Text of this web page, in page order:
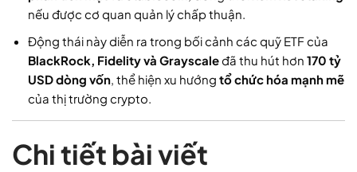
nếu được cơ quan quản lý chấp thuận.
Động thái này diễn ra trong bối cảnh các quỹ ETF của
BlackRock, Fidelity và Grayscaleđã thu hút hơn 170 tỷ
USD dòng vốn, thể hiện xu hướng tổ chức hóa mạnh mẽ
của thị trường crypto.
Chi tiết bài viết